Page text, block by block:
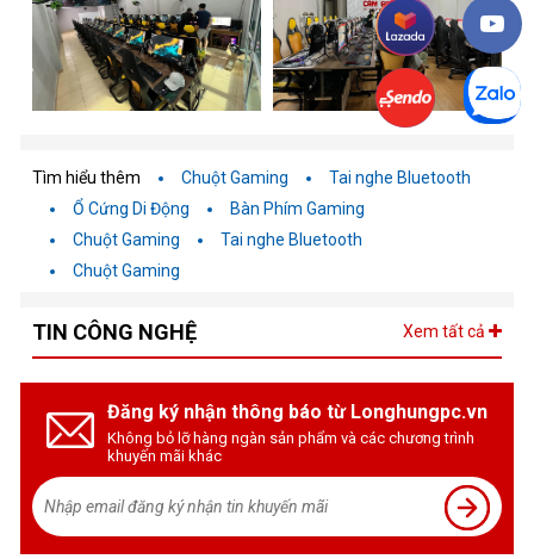
Tìm hiểu thêm Chuột Gaming
Tai nghe Bluetooth
Ổ Cứng Di Động
Bàn Phím Gaming
Chuột Gaming
Tai nghe Bluetooth
Chuột Gaming
TIN CÔNG NGHỆ Xem tất cả
Đăng ký nhận thông báo từ Longhungpc.vn
Không bỏ lỡ hàng ngàn sản phẩm và các chương trình
khuyến mãi khác